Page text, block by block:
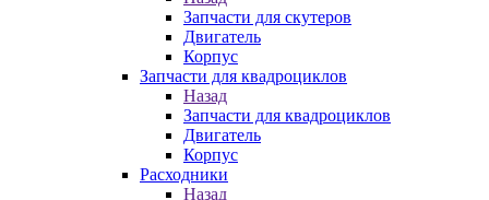
Запчасти для скутеров
Двигатель
Корпус
Запчасти для квадроциклов
Назад
Запчасти для квадроциклов
Двигатель
Корпус
Расходники
Назад